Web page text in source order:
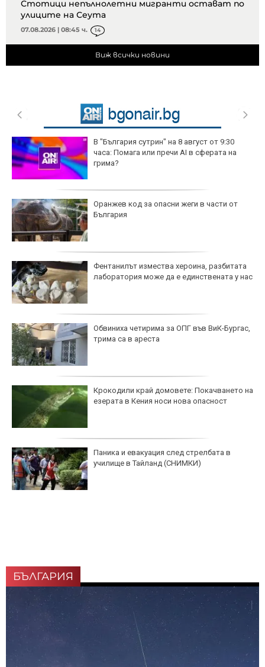
Стотици непълнолетни мигранти остават по
улиците на Сеута
07.08.2026 | 08:45 ч. 14
Виж всички новини
В "България сутрин" на 8 август от 9:30
часа: Помага или пречи AI в сферата на
грима?
Оранжев код за опасни жеги в части от
България
Фентанилът измества хероина, разбитата
лаборатория може да е единствената у нас
Обвиниха четирима за ОПГ във ВиК-Бургас,
трима са в ареста
Крокодили край домовете: Покачването на
езерата в Кения носи нова опасност
Паника и евакуация след стрелбата в
училище в Тайланд (СНИМКИ)
БЪЛГАРИЯ